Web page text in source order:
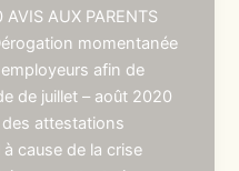
AUX PARENTS
momentanée
afin de
de juillet – août 2020
attestations
cause de la crise